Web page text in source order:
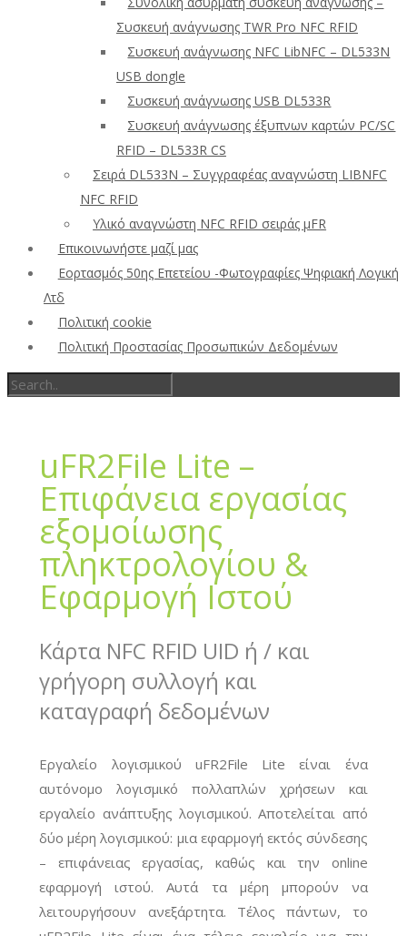
Συσκευή ανάγνωσης TWR Pro NFC RFID
Συσκευή ανάγνωσης NFC LibNFC – DL533N
USB dongle
Συσκευή ανάγνωσης USB DL533R
Συσκευή ανάγνωσης έξυπνων καρτών PC/SC
RFID – DL533R CS
Σειρά DL533N – Συγγραφέας αναγνώστη LIBNFC
NFC RFID
Υλικό αναγνώστη NFC RFID σειράς μFR
Επικοινωνήστε μαζί μας
Εορτασμός 50ης Επετείου -Φωτογραφίες Ψηφιακή Λογική
Λτδ
Πολιτική cookie
Πολιτική Προστασίας Προσωπικών Δεδομένων
uFR2File Lite –
Επιφάνεια εργασίας
εξομοίωσης
πληκτρολογίου &
Εφαρμογή Ιστού
Κάρτα NFC RFID UID ή / και
γρήγορη συλλογή και
καταγραφή δεδομένων
Εργαλείο λογισμικού uFR2File Lite είναι ένα
αυτόνομο λογισμικό πολλαπλών χρήσεων και
εργαλείο ανάπτυξης λογισμικού. Αποτελείται από
δύο μέρη λογισμικού: μια εφαρμογή εκτός σύνδεσης
– επιφάνειας εργασίας, καθώς και την online
εφαρμογή ιστού. Αυτά τα μέρη μπορούν να
λειτουργήσουν ανεξάρτητα. Τέλος πάντων, το